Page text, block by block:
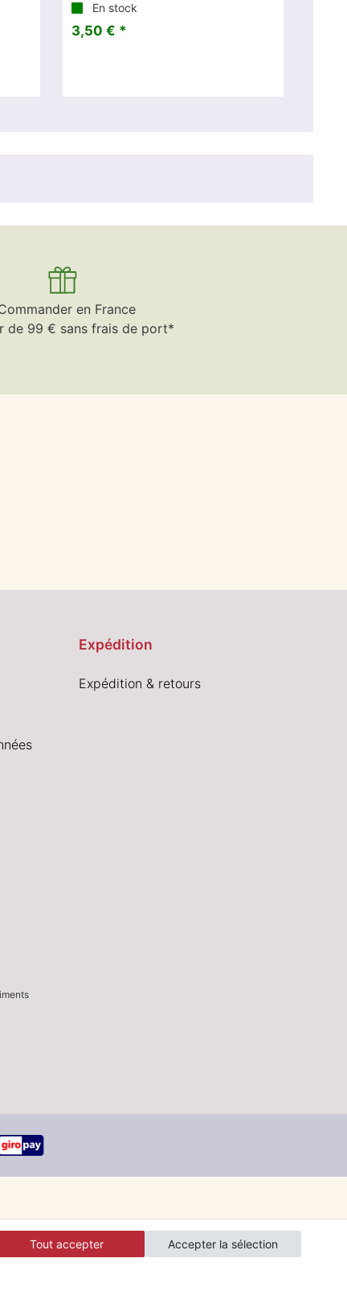
En stock
3,50 € *
en France
de 99 € sans frais de port*
Expédition
Expédition & retours
Tout accepter Accepter la sélection